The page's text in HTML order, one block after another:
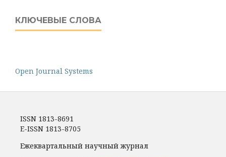
КЛЮЧЕВЫЕ СЛОВА
Open Journal Systems
ISSN 1813-8691
E-ISSN 1813-8705
Ежеквартальный научный журнал